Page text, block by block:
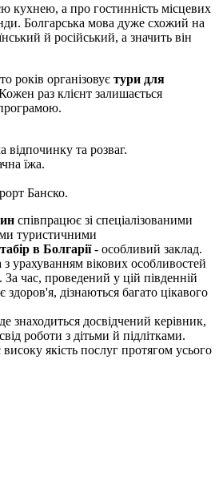
кухнею, а про гостинність місцевих
Болгарська мова дуже схожий на
й російський, а значить він
років організовує тури для
раз клієнт залишається
відпочинку та розваг.
їжа.
Банско.
співпрацює зі спеціалізованими
туристичними
в Болгарії- особливий заклад.
урахуванням вікових особливостей
За час, проведений у цій південній
здоров'я, дізнаються багато цікавого
знаходиться досвідчений керівник,
роботи з дітьми й підлітками.
якість послуг протягом усього